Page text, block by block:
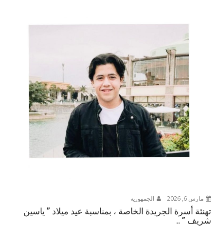
مارس 6, 2026 الجمهورية
تهنئة أسرة الجريدة الخاصة ، بمناسبة عيد ميلاد ” ياسين
شريف ” ..